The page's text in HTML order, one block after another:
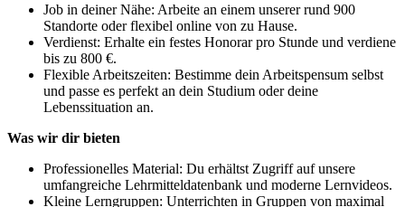
Job in deiner Nähe: Arbeite an einem unserer rund 900
Standorte oder flexibel online von zu Hause.
Verdienst: Erhalte ein festes Honorar pro Stunde und verdiene
bis zu 800 €.
Flexible Arbeitszeiten: Bestimme dein Arbeitspensum selbst
und passe es perfekt an dein Studium oder deine
Lebenssituation an.
Was wir dir bieten
Professionelles Material: Du erhältst Zugriff auf unsere
umfangreiche Lehrmitteldatenbank und moderne Lernvideos.
Kleine Lerngruppen: Unterrichten in Gruppen von maximal